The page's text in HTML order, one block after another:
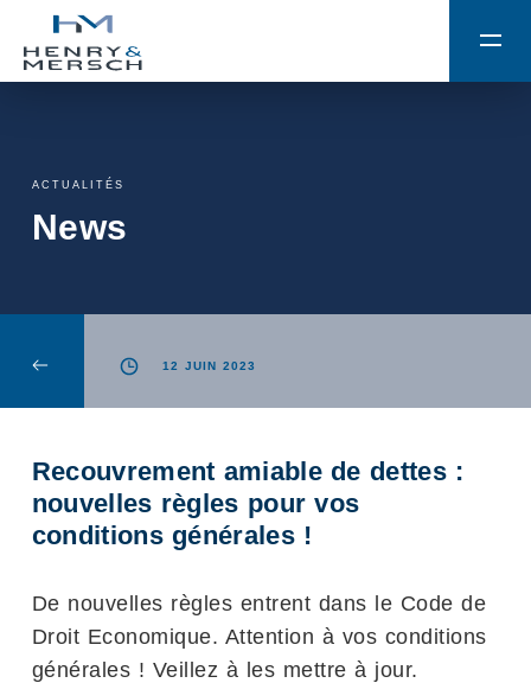
ACTUALITÉS
News
12 JUIN 2023
Recouvrement amiable de dettes :
nouvelles règles pour vos
conditions générales !
De nouvelles règles entrent dans le Code de
Droit Economique. Attention à vos conditions
générales ! Veillez à les mettre à jour.